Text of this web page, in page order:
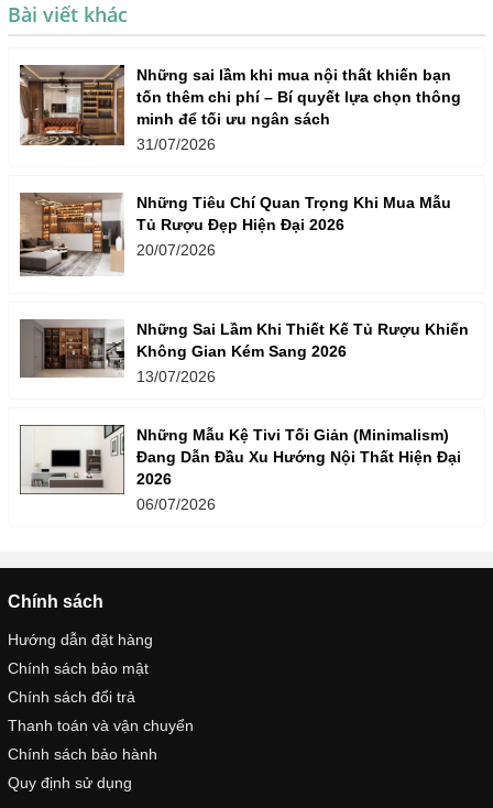
Bài viết khác
Những sai lầm khi mua nội thất khiến bạn
tốn thêm chi phí – Bí quyết lựa chọn thông
minh để tối ưu ngân sách
31/07/2026
Những Tiêu Chí Quan Trọng Khi Mua Mẫu
Tủ Rượu Đẹp Hiện Đại 2026
20/07/2026
Những Sai Lầm Khi Thiết Kế Tủ Rượu Khiến
Không Gian Kém Sang 2026
13/07/2026
Những Mẫu Kệ Tivi Tối Giản (Minimalism)
Đang Dẫn Đầu Xu Hướng Nội Thất Hiện Đại
2026
06/07/2026
Chính sách
Hướng dẫn đặt hàng
Chính sách bảo mật
Chính sách đổi trả
Thanh toán và vận chuyển
Chính sách bảo hành
Quy định sử dụng